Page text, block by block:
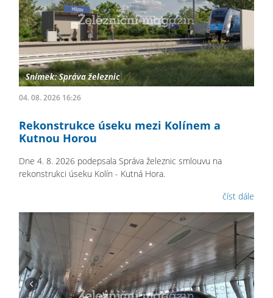
04. 08. 2026 16:26
Rekonstrukce úseku mezi Kolínem a
Kutnou Horou
Dne 4. 8. 2026 podepsala Správa železnic smlouvu na
rekonstrukci úseku Kolín - Kutná Hora.
číst dále